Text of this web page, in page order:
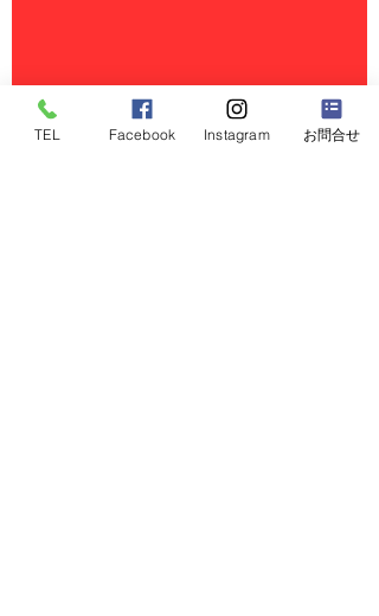
TEL Facebook Instagram お問合せ